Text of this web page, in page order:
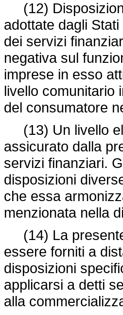
(12)
adottate dagli
dei servizi
negativa sul
imprese in esso
livello comunitario
del consumatore
(13) Un livello
assicurato dalla
servizi finanziari.
disposizioni
che essa
menzionata nella
(14) La
essere forniti a
disposizioni
applicarsi a detti
alla